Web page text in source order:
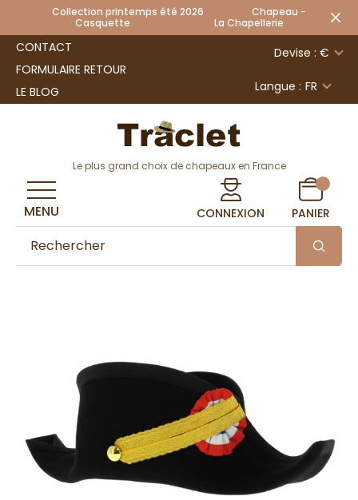
Collection printemps été 2026 Chapeau -
Casquette La Chapellerie
CONTACT
FORMULAIRE RETOUR
LE BLOG
Devise : €
Langue : FR
Le plus grand choix de chapeaux en France
CONNEXION PANIER
MENU